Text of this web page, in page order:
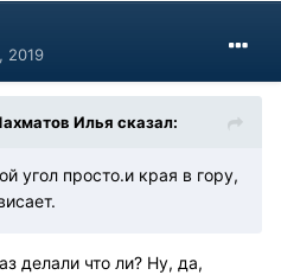
2019
Илья сказал:
угол просто.и края в гору,
делали что ли? Ну, да,